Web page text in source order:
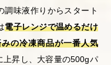
調味液作りからスタート
電子レンジで温めるだけ
の冷凍商品が一番人気
上昇し、大容量の500gパ